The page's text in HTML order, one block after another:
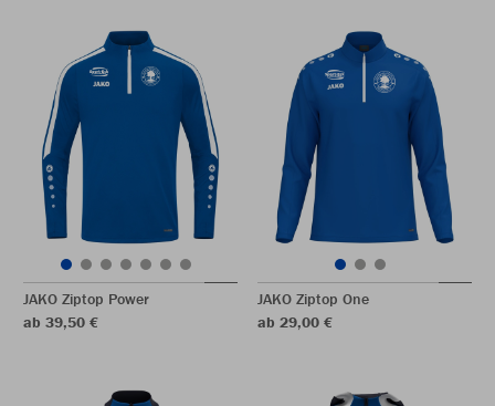
JAKO Ziptop Power
ab 39,50 €
JAKO Ziptop One
ab 29,00 €